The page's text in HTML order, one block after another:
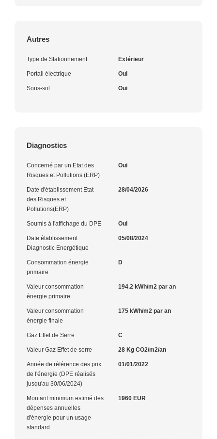
Autres
Type de Stationnement Extérieur
Portail électrique Oui
Sous-sol Oui
Diagnostics
Concerné par un Etat des
Risques et Pollutions (ERP)
Oui
Date d'établissement Etat
des Risques et
Pollutions(ERP)
28/04/2026
Soumis à l'affichage du DPE Oui
Date établissement
Diagnostic Energétique
05/08/2024
Consommation énergie
primaire
D
Valeur consommation
énergie primaire
194.2 kWh/m2 par an
Valeur consommation
énergie finale
175 kWh/m2 par an
Gaz Effet de Serre C
Valeur Gaz Effet de serre 28 Kg CO2/m2/an
Année de référence des prix
de l'énergie (DPE réalisés
jusqu'au 30/06/2024)
01/01/2022
Montant minimum estimé des
dépenses annuelles
d'énergie pour un usage
standard
1960 EUR